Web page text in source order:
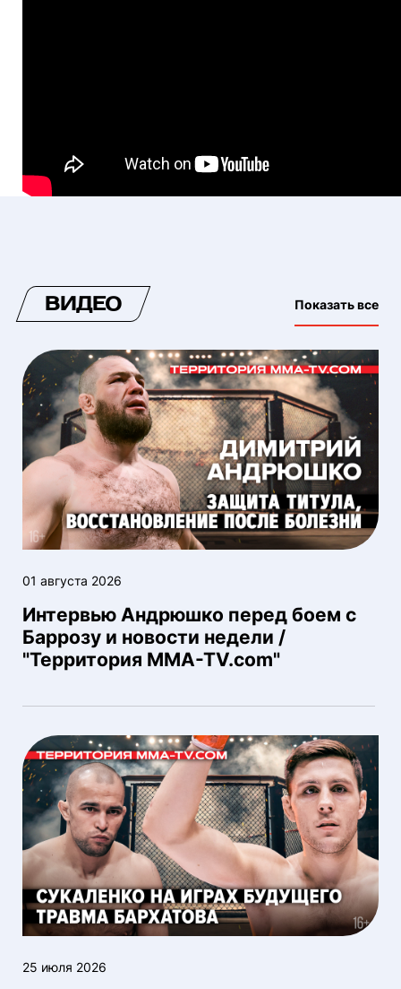
ВИДЕО Показать все
01 августа 2026
Интервью Андрюшко перед боем с
Баррозу и новости недели /
"Территория MMA-TV.com"
25 июля 2026